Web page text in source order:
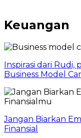
Keuangan
Inspirasi dari Rudi,
Business Model
Jangan Biarkan
Finansial